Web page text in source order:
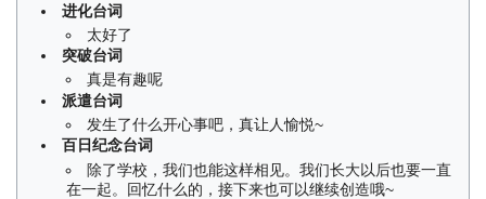
进化台词
太好了
突破台词
真是有趣呢
派遣台词
发生了什么开心事吧，真让人愉悦~
百日纪念台词
除了学校，我们也能这样相见。我们长大以后也要一直
在一起。回忆什么的，接下来也可以继续创造哦~